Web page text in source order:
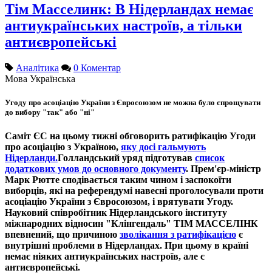
Тім Масселинк: В Нідерландах немає
антиукраїнських настроїв, а тільки
антиєвропейські
Аналітика
0 Коментар
Мова Українська
Угоду про асоціацію України з Євросоюзом не можна було спрощувати
до вибору "так" або "ні"
Саміт ЄС на цьому тижні обговорить ратифікацію Угоди
про асоціацію з Україною, яку досі гальмують
Нідерланди.Голландський уряд підготував список
додаткових умов до основного документу. Прем'єр-міністр
Марк Рютте сподівається таким чином і заспокоїти
виборців, які на референдумі навесні проголосували проти
асоціацію України з Євросоюзом, і врятувати Угоду.
Науковий співробітник Нідерландського інституту
міжнародних відносин "Клінгендаль" ТІМ МАССЕЛІНК
впевнений, що причиною зволікання з ратифікацією є
внутрішні проблеми в Нідерландах. При цьому в країні
немає ніяких антиукраїнських настроїв, але є
антиєвропейські.